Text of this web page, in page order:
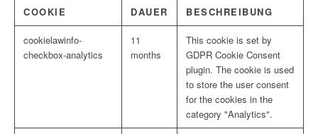
COOKIE
DAUER BESCHREIBUNG
cookielawinfo-
checkbox-analytics
11
months
This cookie is set by
GDPR Cookie Consent
plugin. The cookie is used
to store the user consent
for the cookies in the
category "Analytics".